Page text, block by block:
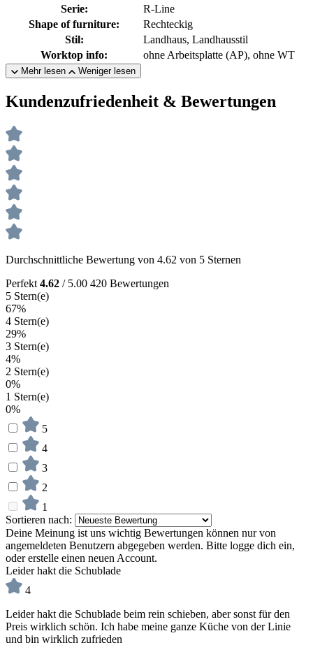
Serie:
R-Line
Shape of furniture:
Rechteckig
Stil:
Landhaus, Landhausstil
Worktop info:
ohne Arbeitsplatte (AP), ohne WT
Mehr lesen Weniger lesen
Kundenzufriedenheit & Bewertungen
Durchschnittliche Bewertung von 4.62 von 5 Sternen
Perfekt 4.62 / 5.00 420 Bewertungen
5 Stern(e)
67%
4 Stern(e)
29%
3 Stern(e)
4%
2 Stern(e)
0%
1 Stern(e)
0%
5
4
3
2
1
Sortieren nach:
Deine Meinung ist uns wichtig Bewertungen können nur von
angemeldeten Benutzern abgegeben werden. Bitte logge dich ein,
oder erstelle einen neuen Account.
Leider hakt die Schublade
4
Leider hakt die Schublade beim rein schieben, aber sonst für den
Preis wirklich schön. Ich habe meine ganze Küche von der Linie
und bin wirklich zufrieden